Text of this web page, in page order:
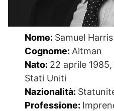
Nome: Samuel Harris
Cognome: Altman
Nato: 22 aprile
Stati Uniti
Nazionalità:
Professione: